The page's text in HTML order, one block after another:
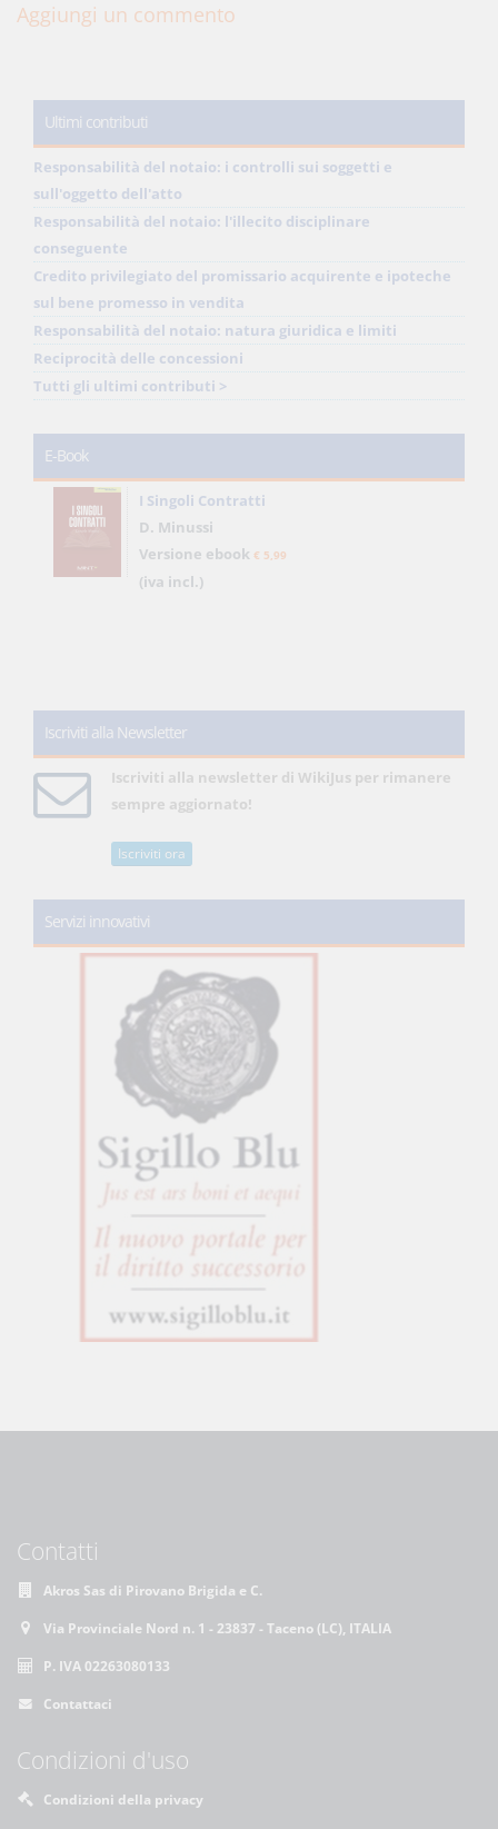
Aggiungi un commento
Ultimi contributi
Responsabilità del notaio: i controlli sui soggetti e
sull'oggetto dell'atto
Responsabilità del notaio: l'illecito disciplinare
conseguente
Credito privilegiato del promissario acquirente e ipoteche
sul bene promesso in vendita
Responsabilità del notaio: natura giuridica e limiti
Reciprocità delle concessioni
Tutti gli ultimi contributi >
E-Book
I Singoli Contratti
D. Minussi
Versione ebook € 5,99
(iva incl.)
Iscriviti alla Newsletter
Iscriviti alla newsletter di WikiJus per rimanere
sempre aggiornato!
Iscriviti ora
Servizi innovativi
Contatti
Akros Sas di Pirovano Brigida e C.
Via Provinciale Nord n. 1 - 23837 - Taceno (LC), ITALIA
P. IVA 02263080133
Contattaci
Condizioni d'uso
Condizioni della privacy